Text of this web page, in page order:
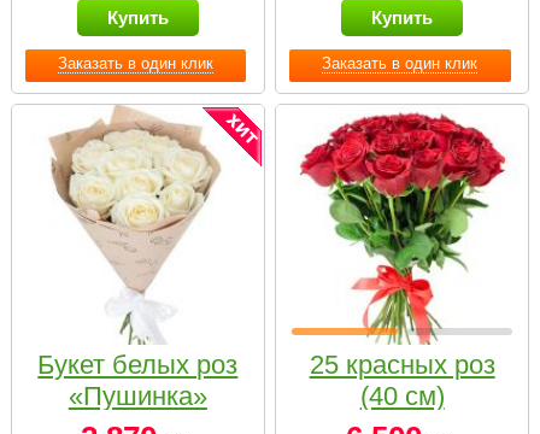
Заказать в один клик
Купить
Заказать в один клик
Купить
Букет белых роз
«Пушинка»
25 красных роз
(40 см)